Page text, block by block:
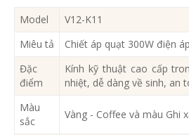
Model
V12-K11
Miêu tả
Chiết áp quạt 300W điện
Đặc
điểm
Kính kỹ thuật cao cấp
nhiệt, dễ dàng về sinh, an
Màu
sắc
Vàng - Coffee và màu Ghi